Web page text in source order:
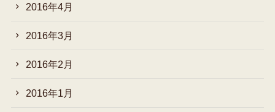
2016年4月
2016年3月
2016年2月
2016年1月